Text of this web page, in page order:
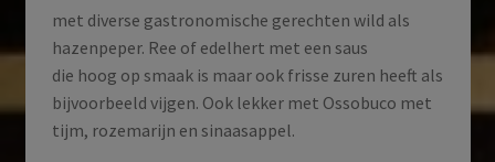
met diverse gastronomische gerechten wild als
hazenpeper. Ree of edelhert met een saus
die hoog op smaak is maar ook frisse zuren heeft als
bijvoorbeeld vijgen. Ook lekker met Ossobuco met
tijm, rozemarijn en sinaasappel.